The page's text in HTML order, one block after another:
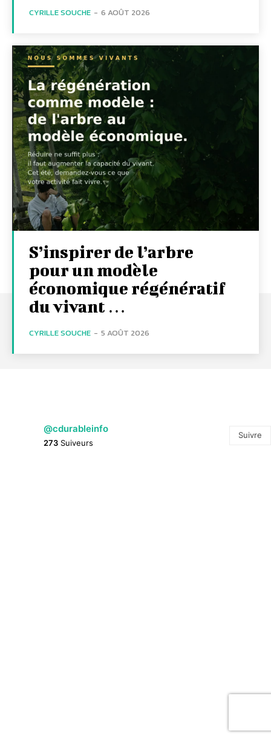
CYRILLE SOUCHE - 6 AOÛT 2026
S’inspirer de l’arbre
pour un modèle
économique régénératif
du vivant …
CYRILLE SOUCHE - 5 AOÛT 2026
@cdurableinfo
273 Suiveurs
Suivre